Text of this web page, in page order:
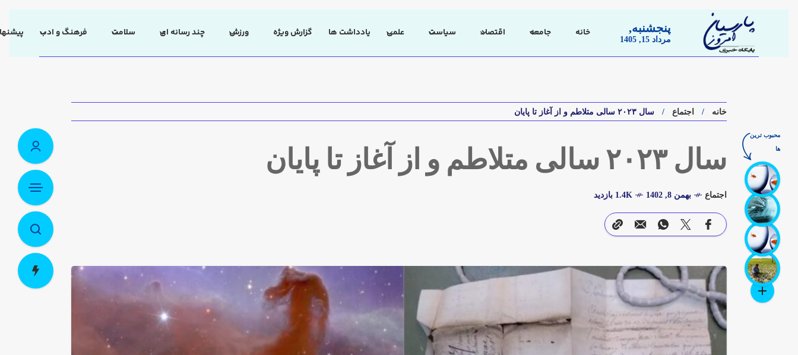
پنجشنبه,
مرداد 15, 1405
خانه جامعه اقتصاد سیاست علمی یادداشت ها گزارش ویژه ورزش چند رسانه ای سلامت فرهنگ و ادب
خانه اجتماع سال ۲۰۲۳ سالی متلاطم و از آغاز تا پایان
سال ۲۰۲۳ سالی متلاطم و از آغاز تا پایان
اجتماع بهمن 8, 1402 1.4K بازدید
محبوب ترین
ها